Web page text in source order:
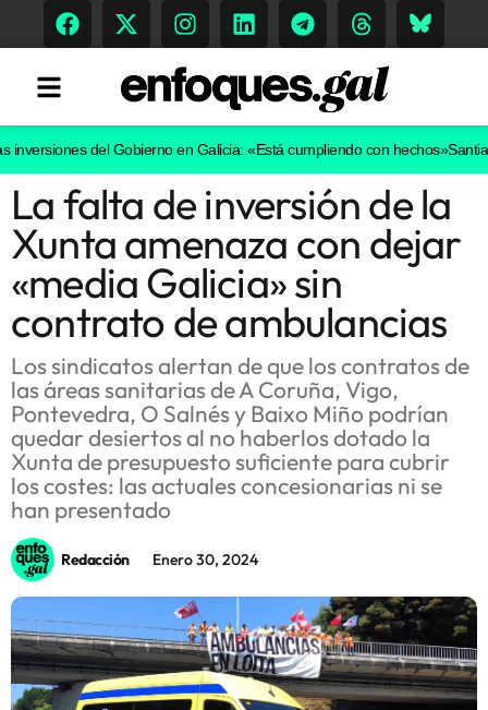
Tendencias
Memoria Histórica
Gastronomía
Escenarios
Sostenibilidad
Innova
del Gobierno en Galicia: «Está cumpliendo con hechos»Santiago
La falta de inversión de la
Xunta amenaza con dejar
«media Galicia» sin
contrato de ambulancias
Los sindicatos alertan de que los contratos de
las áreas sanitarias de A Coruña, Vigo,
Pontevedra, O Salnés y Baixo Miño podrían
quedar desiertos al no haberlos dotado la
Xunta de presupuesto suficiente para cubrir
los costes: las actuales concesionarias ni se
han presentado
Redacción Enero 30, 2024